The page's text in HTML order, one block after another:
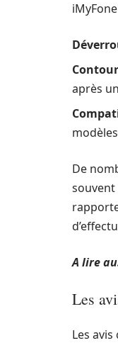
après
De
souvent
A lire
Les
Les